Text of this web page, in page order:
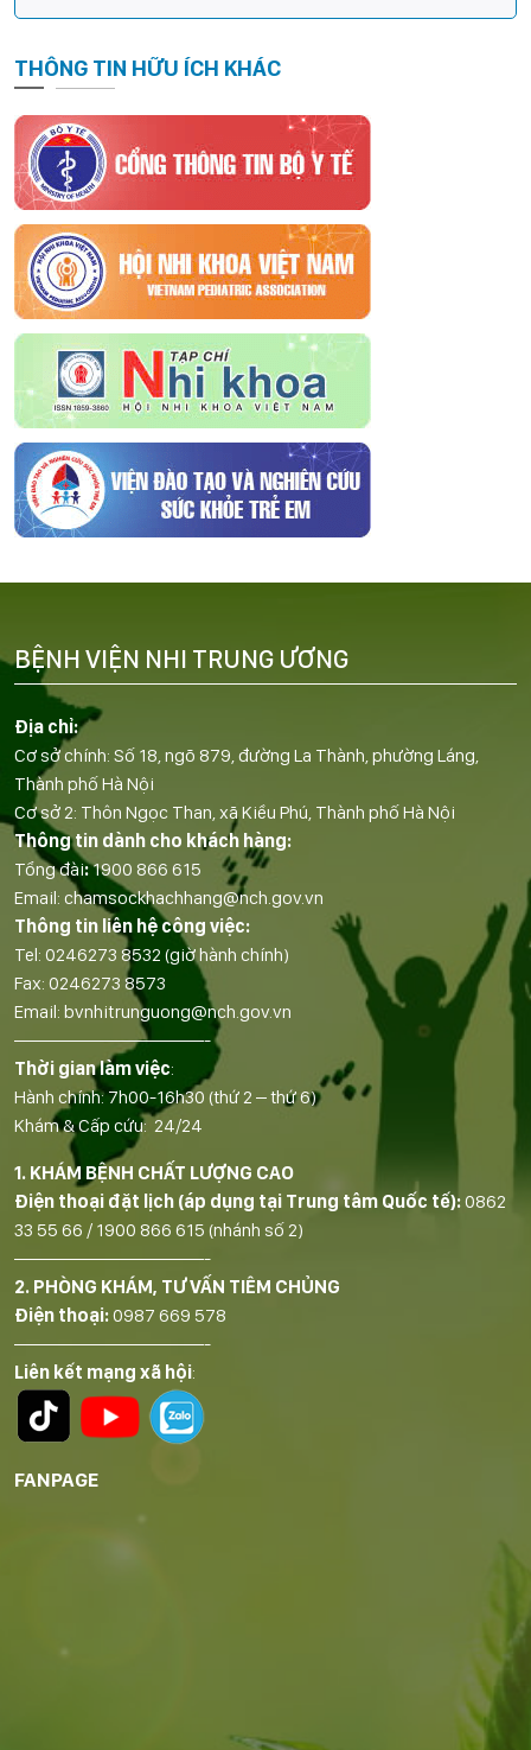
THÔNG TIN HỮU ÍCH KHÁC
Địa chỉ:
Cơ sở chính: Số 18, ngõ 879, đường La Thành, phường Láng,
Thành phố Hà Nội
Cơ sở 2: Thôn Ngọc Than, xã Kiều Phú, Thành phố Hà Nội
Thông tin dành cho khách hàng:
Tổng đài:1900 866 615
Email: chamsockhachhang@nch.gov.vn
Thông tin liên hệ công việc:
Tel: 0246273 8532 (giờ hành chính)
Fax: 0246273 8573
Email: bvnhitrunguong@nch.gov.vn
——————————-
Thời gian làm việc:
Hành chính: 7h00-16h30 (thứ 2 – thứ 6)
Khám & Cấp cứu: 24/24
1. KHÁM BỆNH CHẤT LƯỢNG CAO
Điện thoại đặt lịch (áp dụng tại Trung tâm Quốc tế):0862
33 55 66 / 1900 866 615 (nhánh số 2)
——————————-
2. PHÒNG KHÁM, TƯ VẤN TIÊM CHỦNG
Điện thoại:0987 669 578
——————————-
Liên kết mạng xã hội:
FANPAGE
BỆNH VIỆN NHI TRUNG ƯƠNG